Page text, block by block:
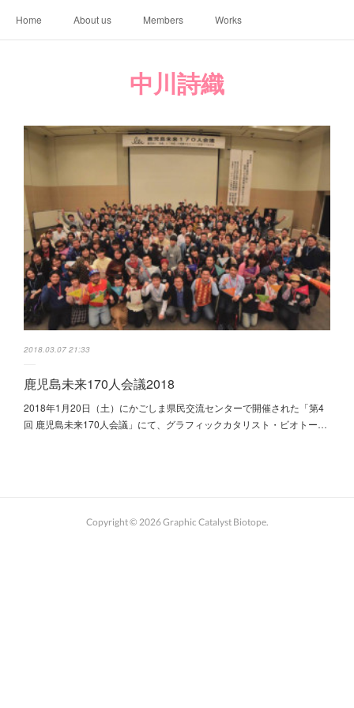
Home About us Members Works
中川詩織
2018.03.07 21:33
鹿児島未来170人会議2018
2018年1月20日（土）にかごしま県民交流センターで開催された「第4
回 鹿児島未来170人会議」にて、グラフィックカタリスト・ビオトー…
Copyright © 2026Graphic Catalyst Biotope.